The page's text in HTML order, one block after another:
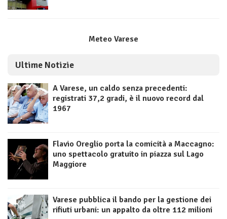
Meteo Varese
Ultime Notizie
A Varese, un caldo senza precedenti:
registrati 37,2 gradi, è il nuovo record dal
1967
Flavio Oreglio porta la comicità a Maccagno:
uno spettacolo gratuito in piazza sul Lago
Maggiore
Varese pubblica il bando per la gestione dei
rifiuti urbani: un appalto da oltre 112 milioni